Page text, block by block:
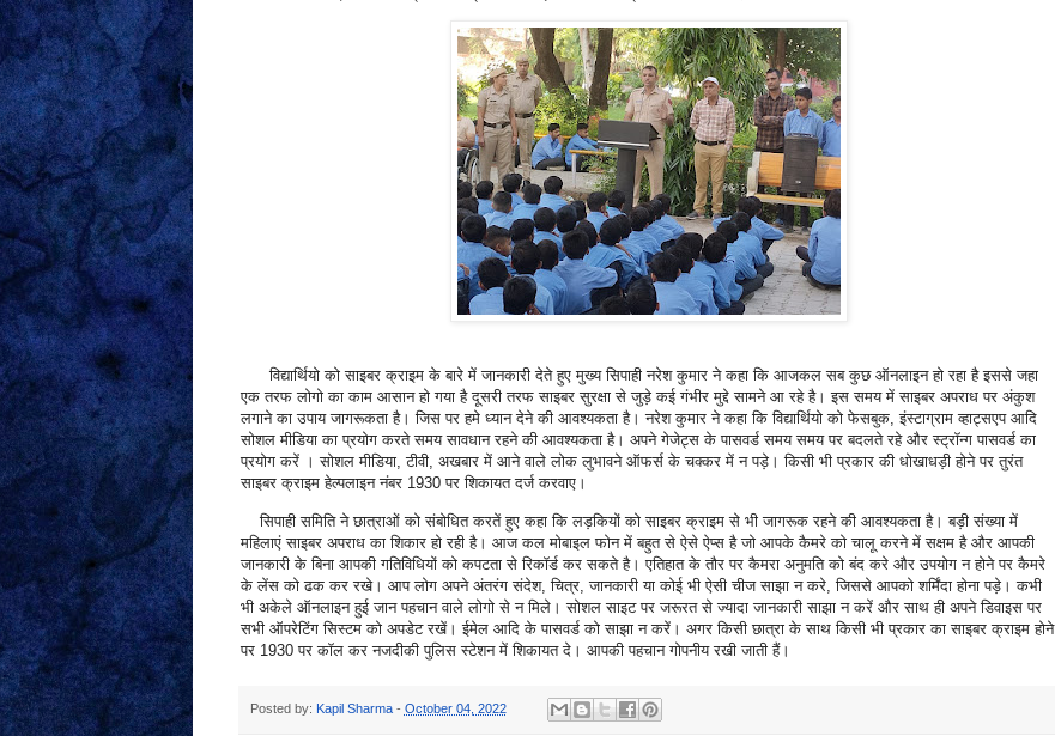
विद्यार्थियो को साइबर क्राइम के बारे में जानकारी देते हुए मुख्य सिपाही नरेश कुमार ने कहा कि आजकल सब कुछ ऑनलाइन हो रहा है इससे जहा
एक तरफ लोगो का काम आसान हो गया है दूसरी तरफ साइबर सुरक्षा से जुड़े कई गंभीर मुद्दे सामने आ रहे है। इस समय में साइबर अपराध पर अंकुश
लगाने का उपाय जागरूकता है। जिस पर हमे ध्यान देने की आवश्यकता है। नरेश कुमार ने कहा कि विद्यार्थियो को फेसबुक, इंस्टाग्राम व्हाट्सएप आदि
सोशल मीडिया का प्रयोग करते समय सावधान रहने की आवश्यकता है। अपने गेजेट्स के पासवर्ड समय समय पर बदलते रहे और स्ट्रॉन्ग पासवर्ड का
प्रयोग करें । सोशल मीडिया, टीवी, अखबार में आने वाले लोक लुभावने ऑफर्स के चक्कर में न पड़े। किसी भी प्रकार की धोखाधड़ी होने पर तुरंत
साइबर क्राइम हेल्पलाइन नंबर 1930 पर शिकायत दर्ज करवाए।
सिपाही समिति ने छात्राओं को संबोधित करतें हुए कहा कि लड़कियों को साइबर क्राइम से भी जागरूक रहने की आवश्यकता है। बड़ी संख्या में
महिलाएं साइबर अपराध का शिकार हो रही है। आज कल मोबाइल फोन में बहुत से ऐसे ऐप्स है जो आपके कैमरे को चालू करने में सक्षम है और आपकी
जानकारी के बिना आपकी गतिविधियों को कपटता से रिकॉर्ड कर सकते है। एतिहात के तौर पर कैमरा अनुमति को बंद करे और उपयोग न होने पर कैमरे
के लेंस को ढक कर रखे। आप लोग अपने अंतरंग संदेश, चित्र, जानकारी या कोई भी ऐसी चीज साझा न करे, जिससे आपको शर्मिंदा होना पड़े। कभी
भी अकेले ऑनलाइन हुई जान पहचान वाले लोगो से न मिले। सोशल साइट पर जरूरत से ज्यादा जानकारी साझा न करें और साथ ही अपने डिवाइस पर
सभी ऑपरेटिंग सिस्टम को अपडेट रखें। ईमेल आदि के पासवर्ड को साझा न करें। अगर किसी छात्रा के साथ किसी भी प्रकार का साइबर क्राइम होने
पर 1930 पर कॉल कर नजदीकी पुलिस स्टेशन में शिकायत दे। आपकी पहचान गोपनीय रखी जाती हैं।
Posted by: Kapil Sharma - October 04, 2022